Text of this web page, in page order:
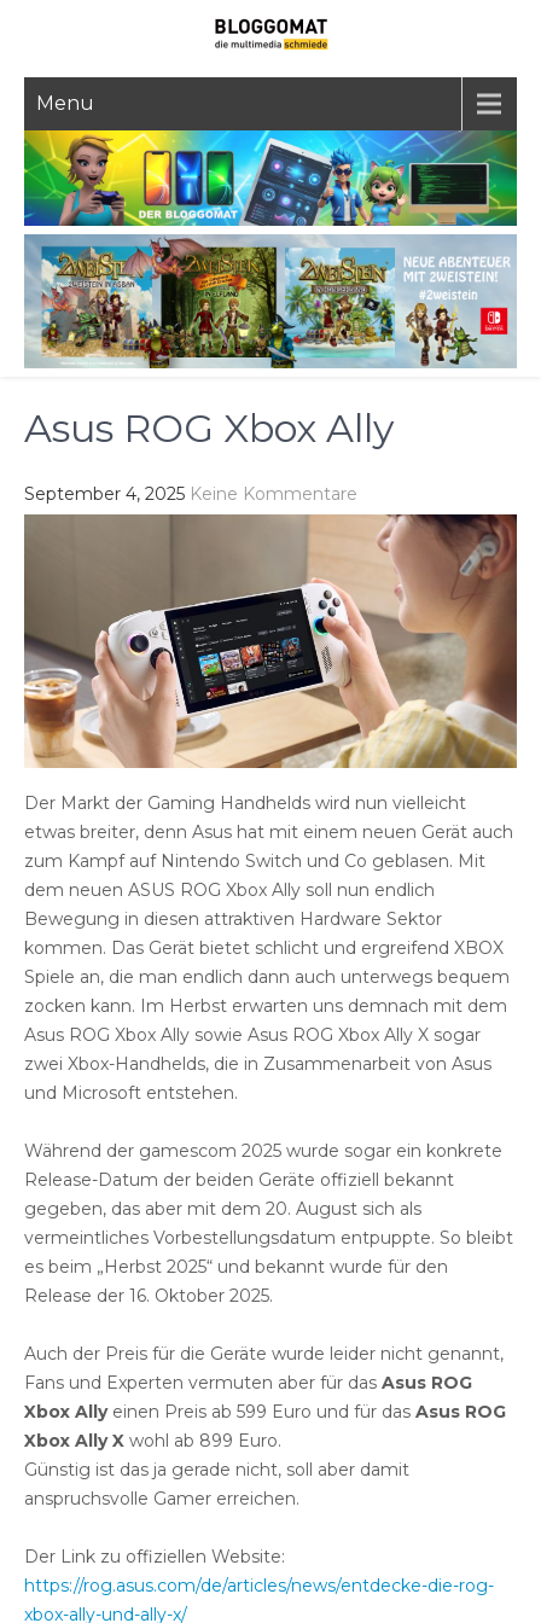
Menu
Asus ROG Xbox Ally
September 4, 2025 Keine Kommentare
Der Markt der Gaming Handhelds wird nun vielleicht
etwas breiter, denn Asus hat mit einem neuen Gerät auch
zum Kampf auf Nintendo Switch und Co geblasen. Mit
dem neuen ASUS ROG Xbox Ally soll nun endlich
Bewegung in diesen attraktiven Hardware Sektor
kommen. Das Gerät bietet schlicht und ergreifend XBOX
Spiele an, die man endlich dann auch unterwegs bequem
zocken kann. Im Herbst erwarten uns demnach mit dem
Asus ROG Xbox Ally sowie Asus ROG Xbox Ally X sogar
zwei Xbox-Handhelds, die in Zusammenarbeit von Asus
und Microsoft entstehen.
Während der gamescom 2025 wurde sogar ein konkrete
Release-Datum der beiden Geräte offiziell bekannt
gegeben, das aber mit dem 20. August sich als
vermeintliches Vorbestellungsdatum entpuppte. So bleibt
es beim „Herbst 2025“ und bekannt wurde für den
Release der 16. Oktober 2025.
Auch der Preis für die Geräte wurde leider nicht genannt,
Fans und Experten vermuten aber für das Asus ROG
Xbox Allyeinen Preis ab 599 Euro und für das Asus ROG
Xbox Ally X wohl ab 899 Euro.
Günstig ist das ja gerade nicht, soll aber damit
anspruchsvolle Gamer erreichen.
Der Link zu offiziellen Website:
https://rog.asus.com/de/articles/news/entdecke-die-rog-
xbox-ally-und-ally-x/